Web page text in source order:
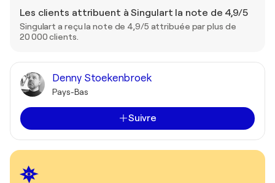
Les clients attribuent à Singulart la note de 4,9/5
Singulart a reçu la note de 4,9/5 attribuée par plus de
20 000 clients.
Denny Stoekenbroek
Pays-Bas
Suivre